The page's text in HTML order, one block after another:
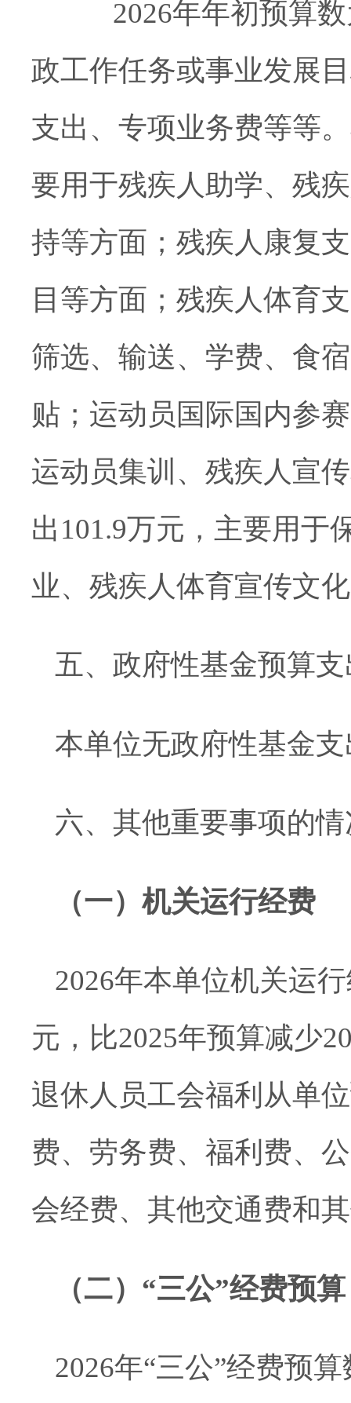
2026年年初预算
政工作任务或事业发展
支出、 专项业务费等等
要用于残疾人助学、残
持等方面；残疾人康复
目等方面；残疾人体育
筛选、输送、学费、食
贴；运动员国际国内参
运动员集训、残疾人宣
出101.9万元，主要用于
业、残疾人体育宣传文
五、政府性基金预算
本单位无政府性基金
六、其他重要事项的
（一）机关运行经费
2026年本单位机关运
元，比2025年预算减少
退休人员工会福利从单
费、劳务费、福利费、
会经费、其他交通费和
（二） “三公”经费预算
2026年“三公”经费预算